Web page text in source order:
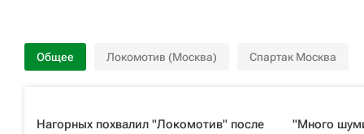
Общее Локомотив (Москва) Спартак Москва
Нагорных похвалил "Локомотив" после
"Много